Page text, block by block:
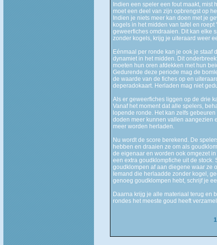
Indien een speler een fout maakt, mist
moet een deel van zijn opbrengst op
Indien je niets meer kan doen met je
kogels in het midden van tafel en
geweerfiches omdraaien. Dit kan elke
zonder kogels, krijg je uiteraard weer
Eénmaal per ronde kan je ook je staaf
dynamiet in het midden. Dit
moeten hun oren afdekken met hun
Gedurende deze periode mag de
de waarde van de fiches op en
deperadokaart. Herladen mag niet
Als er geweerfiches liggen op de drie
Vanaf het moment dat alle spelers,
lopende ronde. Het kan zelfs
doden meer kunnen vallen aangezien
meer worden herladen.
Nu wordt de score berekend. De
hebben en draaien ze om als
de eigenaar en worden ook omgezet
een extra goudklompfiche uit de
goudklompen af aan diegene waar ze
Iemand die herlaadde zonder kogel,
genoeg goudklompen hebt, schrijf je
Daarna krijg je alle materiaal terug en
rondes het meeste goud heeft